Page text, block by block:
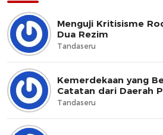
Menguji Kritisisme
Dua Rezim
Tandaseru
Kemerdekaan yang
Catatan dari Daerah
Tandaseru